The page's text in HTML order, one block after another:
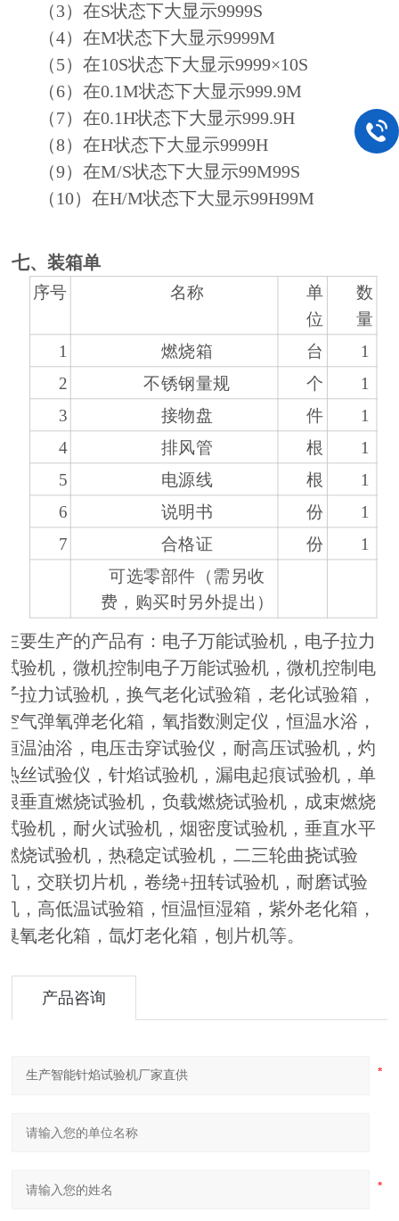
（3）在S状态下大显示9999S
（4）在M状态下大显示9999M
（5）在10S状态下大显示9999×10S
（6）在0.1M状态下大显示999.9M
（7）在0.1H状态下大显示999.9H
（8）在H状态下大显示9999H
（9）在M/S状态下大显示99M99S
（10）在H/M状态下大显示99H99M
七、装箱单
序号 名称
单
位
数
量
1
燃烧箱 台
1
2
不锈钢量规 个
1
3
接物盘 件
1
4
排风管 根
1
5
电源线 根
1
6
说明书 份
1
7
合格证 份
1
可选零部件（需另收
费，购买时另外提出）
主要生产的产品有：电子万能试验机，电子拉力
试验机，微机控制电子万能试验机，微机控制电
子拉力试验机，换气老化试验箱，老化试验箱，
空气弹氧弹老化箱，氧指数测定仪，恒温水浴，
恒温油浴，电压击穿试验仪，耐高压试验机，灼
热丝试验仪，针焰试验机，漏电起痕试验机，单
根垂直燃烧试验机，负载燃烧试验机，成束燃烧
试验机，耐火试验机，烟密度试验机，垂直水平
燃烧试验机，热稳定试验机，二三轮曲挠试验
机，交联切片机，卷绕+扭转试验机，耐磨试验
机，高低温试验箱，恒温恒湿箱，紫外老化箱，
臭氧老化箱，氙灯老化箱，刨片机等。
产品咨询